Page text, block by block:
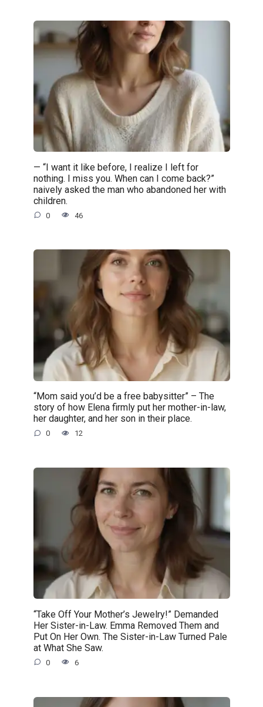
— “I want it like before, I realize I left for
nothing. I miss you. When can I come back?”
naively asked the man who abandoned her with
children.
0 46
“Mom said you’d be a free babysitter” – The
story of how Elena firmly put her mother-in-law,
her daughter, and her son in their place.
0 12
“Take Off Your Mother’s Jewelry!” Demanded
Her Sister-in-Law. Emma Removed Them and
Put On Her Own. The Sister-in-Law Turned Pale
at What She Saw.
0 6